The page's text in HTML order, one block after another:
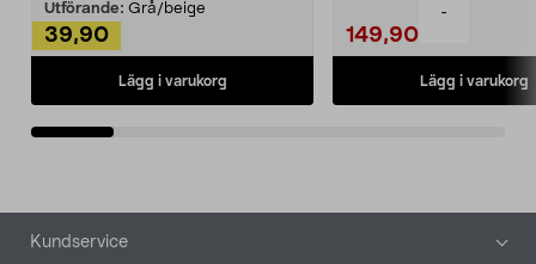
-
Utförande: Grå/beige
39,90
Lägg i varukorg
149,90
Lägg i varukorg
Sidfot
Kundservice